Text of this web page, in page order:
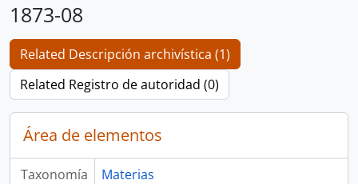
1873-08
Related Descripción archivística (1)
Related Registro de autoridad (0)
Área de elementos
Taxonomía Materias